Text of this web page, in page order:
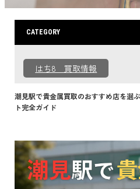
CATEGORY
はち8 買取情報
潮見駅で貴金属買取のおすすめ店を選
ト完全ガイド